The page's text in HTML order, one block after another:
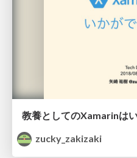
教養としてのXamarinは
zucky_zakizaki